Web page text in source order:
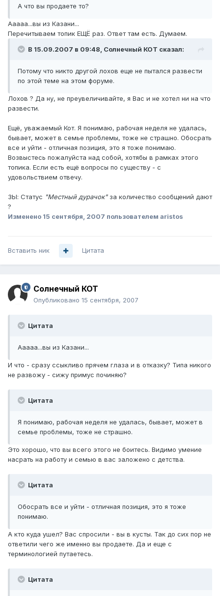
А что вы продаете то?
Ааааа...вы из Казани...
Перечитываем топик ЕЩЁ раз. Ответ там есть. Думаем.
В 15.09.2007 в 09:48, Солнечный КОТ сказал:
Потому что никто другой лохов еще не пытался развести
по этой теме на этом форуме.
Лохов ? Да ну, не преувеличивайте, я Вас и не хотел ни на что
развести.
Ещё, уважаемый Кот. Я понимаю, рабочая неделя не удалась,
бывает, может в семье проблемы, тоже не страшно. Обосрать
все и уйти - отличная позиция, это я тоже понимаю.
Возвыстесь пожалуйста над собой, хотябы в рамках этого
топика. Если есть ещё вопросы по существу - с
удовольствием отвечу.
ЗЫ: Статус "Местный дурачок"за количество сообщений дают
?
Изменено 15 сентября, 2007 пользователем aristos
Вставить ник Цитата
Солнечный КОТ
Опубликовано 15 сентября, 2007
Цитата
Ааааа...вы из Казани...
И что - сразу ссыкливо прячем глаза и в отказку? Типа никого
не развожу - сижу примус починяю?
Цитата
Я понимаю, рабочая неделя не удалась, бывает, может в
семье проблемы, тоже не страшно.
Это хорошо, что вы всего этого не боитесь. Видимо умение
насрать на работу и семью в вас заложено с детства.
Цитата
Обосрать все и уйти - отличная позиция, это я тоже
понимаю.
А кто куда ушел? Вас спросили - вы в кусты. Так до сих пор не
ответили чего же именно вы продаете. Да и еще с
терминологией путаетесь.
Цитата